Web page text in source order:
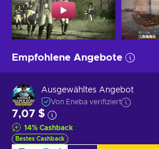
Empfohlene Angebote
Ausgewähltes Angebot
Von Eneba verifiziert
7,07 $
14% Cashback
Bestes Cashback